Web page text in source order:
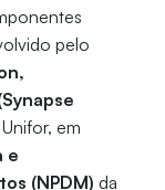
pelo
em
e
(NPDM) da